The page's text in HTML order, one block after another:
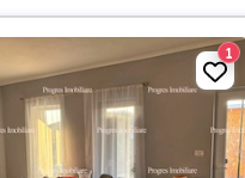
1